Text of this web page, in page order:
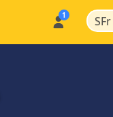
SFr